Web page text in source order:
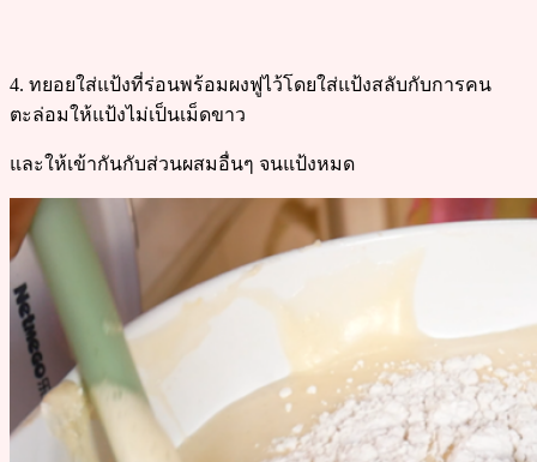
4. ทยอยใส่แป้งที่ร่อนพร้อมผงฟูไว้โดยใส่แป้งสลับกับการคน
ตะล่อมให้แป้งไม่เป็นเม็ดขาว
และให้เข้ากันกับส่วนผสมอื่นๆ จนแป้งหมด